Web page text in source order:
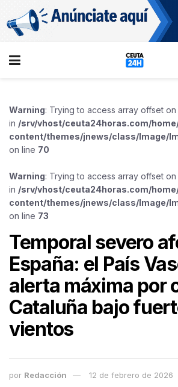
Warning: Trying to access array offset
in /srv/vhost/ceuta24horas.com/
content/themes/jnews/class/Image/
on line 70
Warning: Trying to access array offset
in /srv/vhost/ceuta24horas.com/
content/themes/jnews/class/Image/
on line 73
Temporal severo
España: el País
alerta máxima por
Cataluña bajo
vientos
por Redacción 12 de febrero de 2026